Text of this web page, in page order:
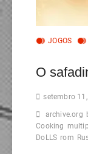
JOGOS
O
setembro
archive.org
Cooking
DoLLS rom